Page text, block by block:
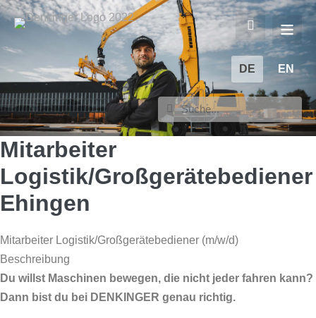
DE EN
Mitarbeiter
Logistik/Großgerätebediener
Ehingen
Mitarbeiter Logistik/Großgerätebediener (m/w/d)
Beschreibung
Du willst Maschinen bewegen, die nicht jeder fahren kann?
Dann bist du bei DENKINGER genau richtig.